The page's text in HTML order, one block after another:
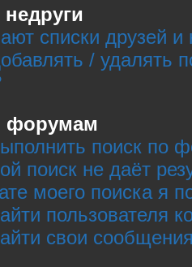
списки друзей и
/ удалять
форумам
поиск по
поиск не даёт
моего поиска я
пользователя
свои